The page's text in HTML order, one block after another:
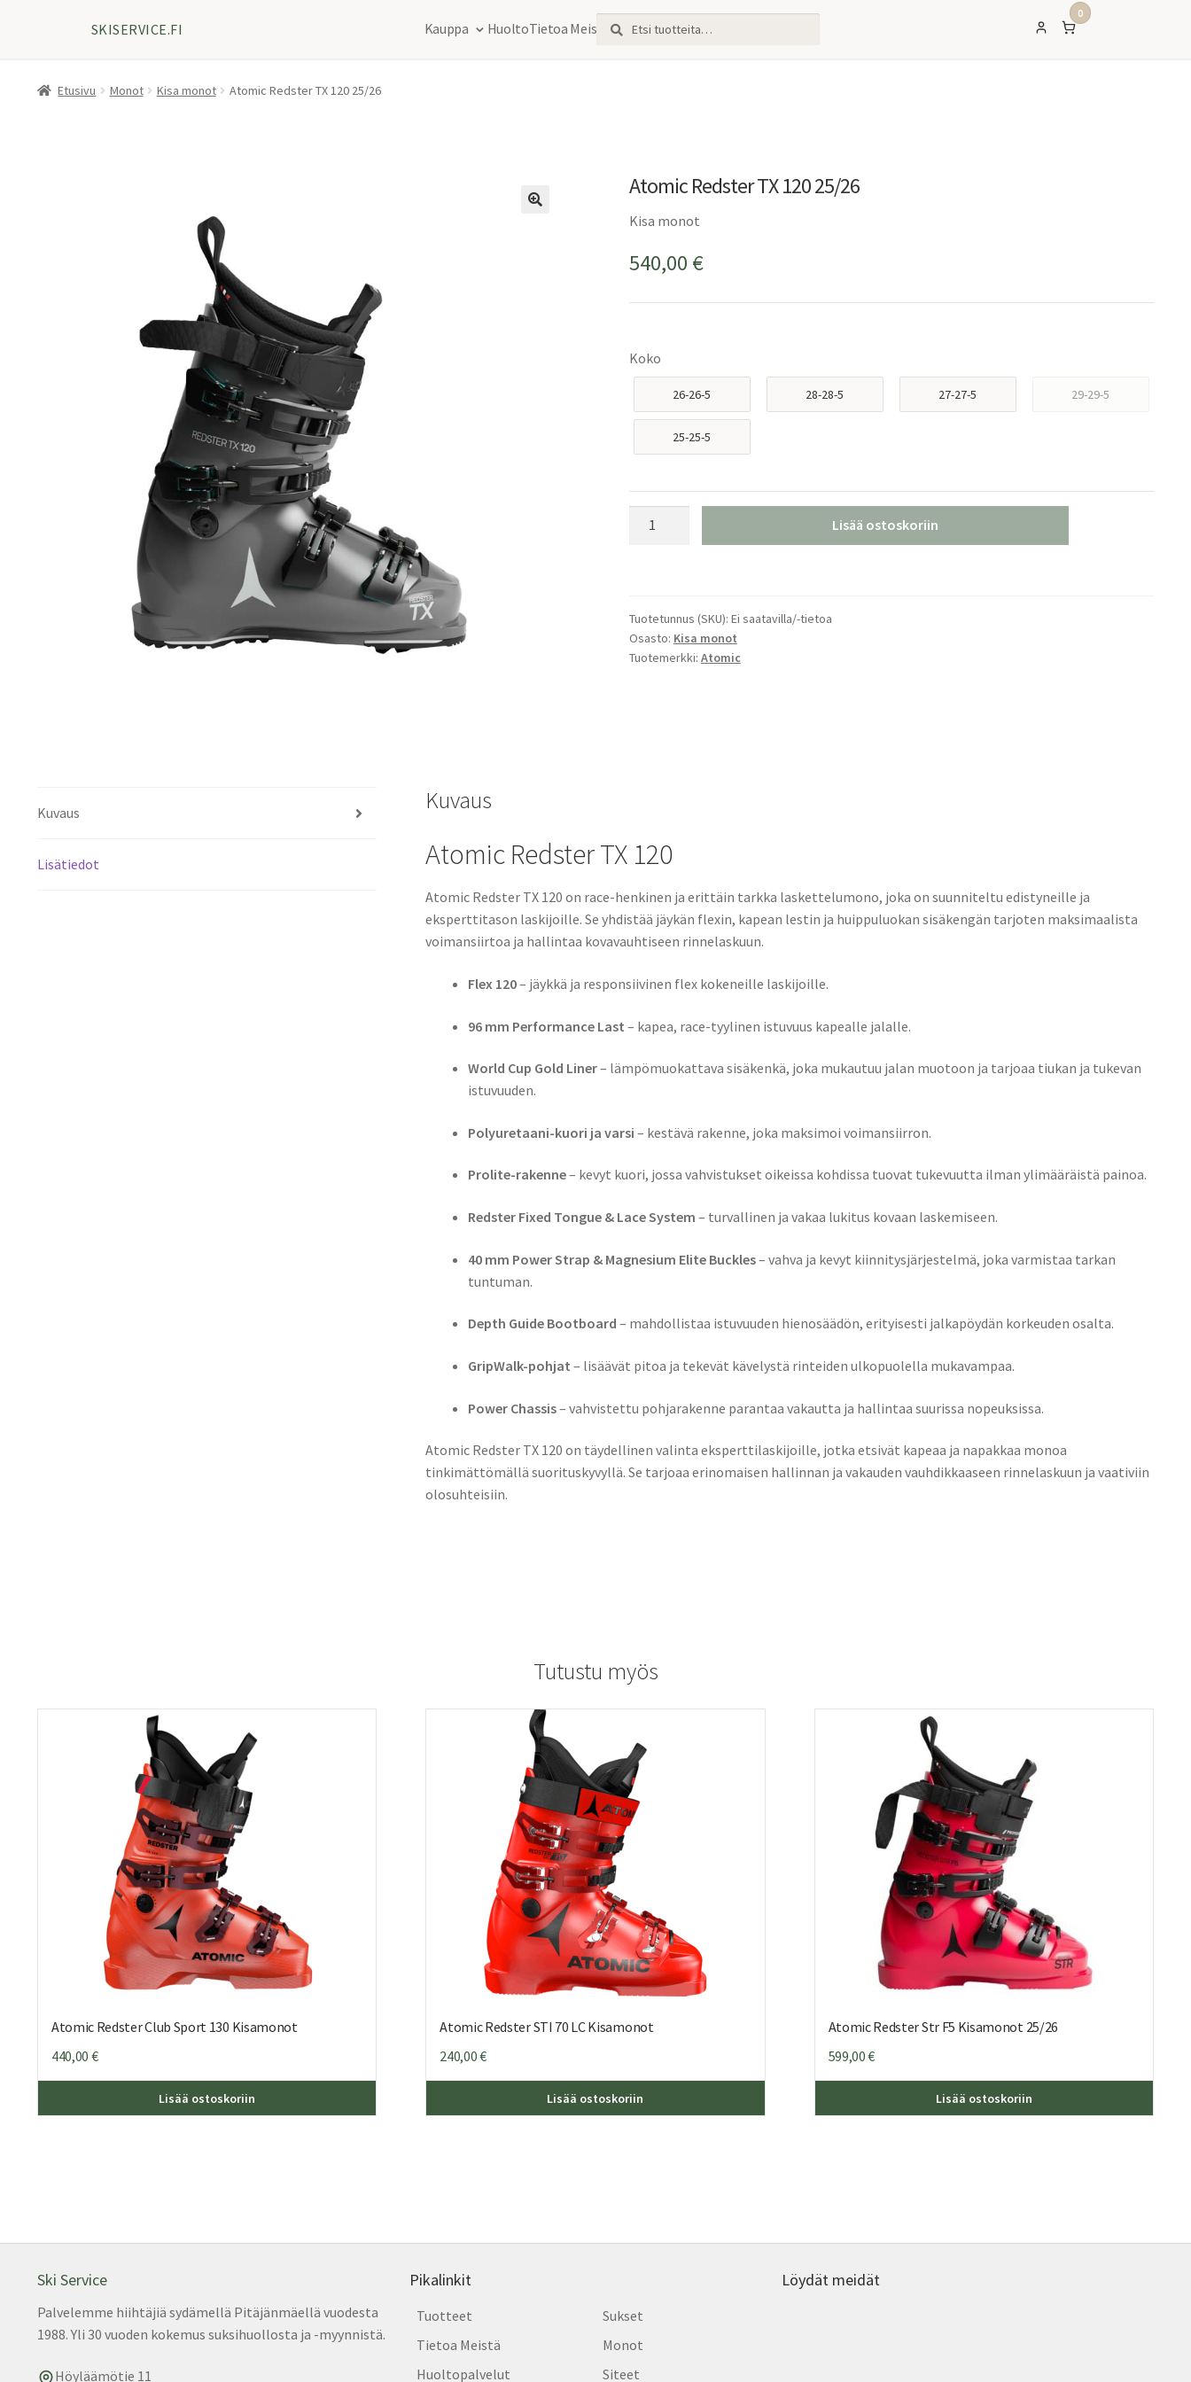
SKISERVICE.FI Kauppa HuoltoTietoa MeistäEtsi:
Haku
0
Etusivu Monot Kisa monot Atomic Redster TX 120 25/26
Atomic Redster TX 120 25/26
Kisa monot
540,00 €
Koko
26-26-5 28-28-5 27-27-5 29-29-5
25-25-5
määrä
Lisää ostoskoriin
Tuotetunnus (SKU): Ei saatavilla/-tietoa
Osasto: Kisa monot
Tuotemerkki: Atomic
Kuvaus
Lisätiedot
Kuvaus
Atomic Redster TX 120
Atomic Redster TX 120 on race-henkinen ja erittäin tarkka laskettelumono, joka on suunniteltu edistyneille ja
eksperttitason laskijoille. Se yhdistää jäykän flexin, kapean lestin ja huippuluokan sisäkengän tarjoten maksimaalista
voimansiirtoa ja hallintaa kovavauhtiseen rinnelaskuun.
Flex 120– jäykkä ja responsiivinen flex kokeneille laskijoille.
96 mm Performance Last – kapea, race-tyylinen istuvuus kapealle jalalle.
World Cup Gold Liner– lämpömuokattava sisäkenkä, joka mukautuu jalan muotoon ja tarjoaa tiukan ja tukevan
istuvuuden.
Polyuretaani-kuori ja varsi – kestävä rakenne, joka maksimoi voimansiirron.
Prolite-rakenne– kevyt kuori, jossa vahvistukset oikeissa kohdissa tuovat tukevuutta ilman ylimääräistä painoa.
Redster Fixed Tongue & Lace System – turvallinen ja vakaa lukitus kovaan laskemiseen.
40 mm Power Strap & Magnesium Elite Buckles– vahva ja kevyt kiinnitysjärjestelmä, joka varmistaa tarkan
tuntuman.
Depth Guide Bootboard – mahdollistaa istuvuuden hienosäädön, erityisesti jalkapöydän korkeuden osalta.
GripWalk-pohjat – lisäävät pitoa ja tekevät kävelystä rinteiden ulkopuolella mukavampaa.
Power Chassis– vahvistettu pohjarakenne parantaa vakautta ja hallintaa suurissa nopeuksissa.
Atomic Redster TX 120 on täydellinen valinta eksperttilaskijoille, jotka etsivät kapeaa ja napakkaa monoa
tinkimättömällä suorituskyvyllä. Se tarjoaa erinomaisen hallinnan ja vakauden vauhdikkaaseen rinnelaskuun ja vaativiin
olosuhteisiin.
Tutustu myös
Atomic Redster Club Sport 130 Kisamonot
440,00 €
Lisää ostoskoriin
tuotteen
Atomic Redster STI 70 LC Kisamonot
240,00€
Lisää ostoskoriin
tuotteen
Atomic Redster Str F5 Kisamonot 25/26
599,00€
Lisää ostoskoriin
Ski Service
Palvelemme hiihtäjiä sydämellä Pitäjänmäellä vuodesta
1988. Yli 30 vuoden kokemus suksihuollosta ja -myynnistä.
Höyläämötie 11
Pikalinkit
Tuotteet
Tietoa Meistä
Huoltopalvelut
Sukset
Monot
Siteet
Löydät meidät